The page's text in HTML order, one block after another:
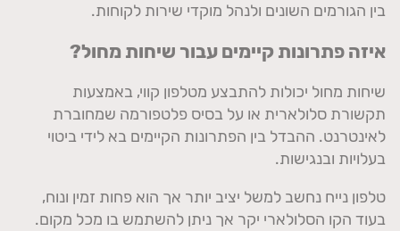
בין הגורמים השונים ולנהל מוקדי שירות לקוחות.
איזה פתרונות קיימים עבור שיחות מחול?
שיחות מחול יכולות להתבצע מטלפון קווי, באמצעות
תקשורת סלולארית או על בסיס פלטפורמה שמחוברת
לאינטרנט. ההבדל בין הפתרונות הקיימים בא לידי ביטוי
בעלויות ובנגישות.
טלפון נייח נחשב למשל יציב יותר אך הוא פחות זמין ונוח,
בעוד הקו הסלולארי יקר אך ניתן להשתמש בו מכל מקום.